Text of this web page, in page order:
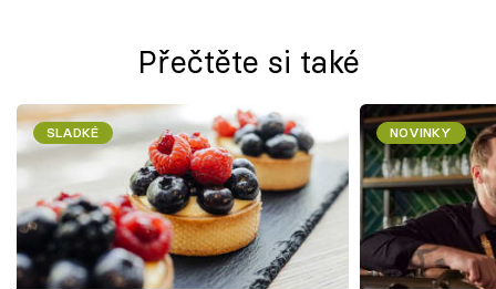
Přečtěte si také
SLADKÉ NOVINKY